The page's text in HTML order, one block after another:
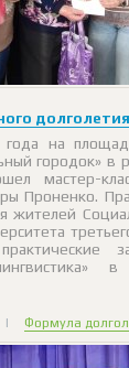
долголетия
на
городок» в
мастер-
Проненко.
жителей
| Формула